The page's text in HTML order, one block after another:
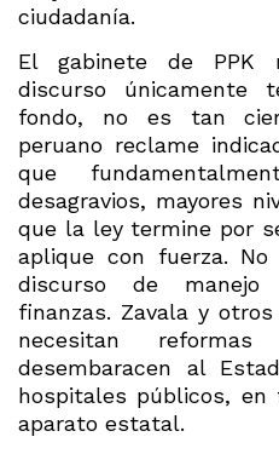
ciudadanía.
El gabinete de PPK
discurso únicamente
fondo, no es tan
peruano reclame
que
desagravios, mayores
que la ley termine por
aplique con fuerza.
discurso de
finanzas. Zavala y
necesitan
desembaracen al
hospitales públicos,
aparato estatal.